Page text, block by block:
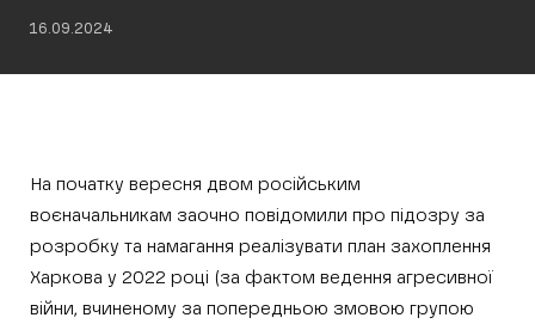
16.09.2024
На початку вересня двом російським
воєначальникам заочно повідомили про підозру за
розробку та намагання реалізувати план захоплення
Харкова у 2022 році (за фактом ведення агресивної
війни, вчиненому за попередньою змовою групою